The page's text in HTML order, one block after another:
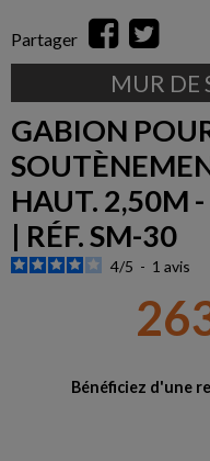
Partager
MUR DE
GABION
HAUT. 2,50M
| RÉF. SM-30
4/5 - 1 avis
Bénéficiez d'une